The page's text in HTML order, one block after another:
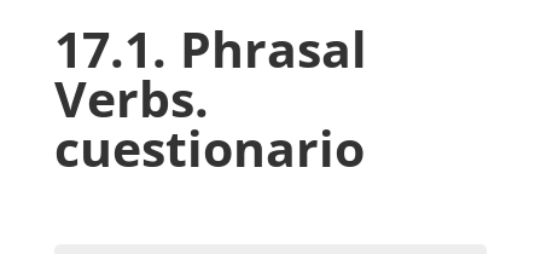
17.1. Phrasal
Verbs.
cuestionario